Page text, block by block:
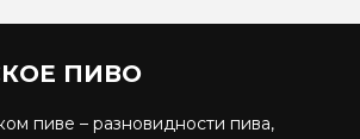
ПИВО
пиве – разновидности пива,